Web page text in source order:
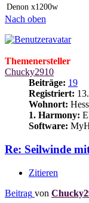
Denon x1200w
Nach oben
Themenersteller
Chucky2910
Beiträge: 19
Registriert:
Wohnort:
1. Harmony:
Software:
Re: Seilwinde
Zitieren
Beitrag von